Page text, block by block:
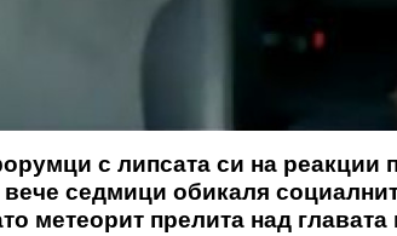
с липсата си на реакции
вече седмици обикаля
метеорит прелита над